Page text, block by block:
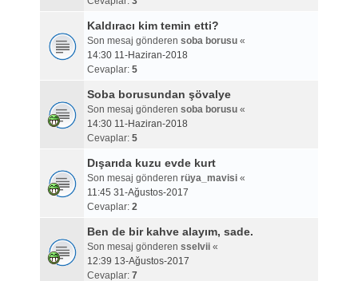
Kaldıracı kim temin etti?
Son mesaj gönderen soba borusu«
14:30 11-Haziran-2018
Cevaplar: 5
Soba borusundan şövalye
Son mesaj gönderen soba borusu«
14:30 11-Haziran-2018
Cevaplar: 5
Dışarıda kuzu evde kurt
Son mesaj gönderen rüya_mavisi«
11:45 31-Ağustos-2017
Cevaplar: 2
Ben de bir kahve alayım, sade.
Son mesaj gönderen sselvii«
12:39 13-Ağustos-2017
Cevaplar: 7